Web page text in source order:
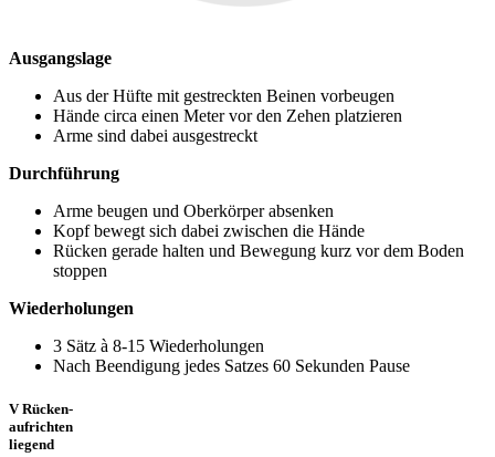
Ausgangslage
Aus der Hüfte mit gestreckten Beinen vorbeugen
Hände circa einen Meter vor den Zehen platzieren
Arme sind dabei ausgestreckt
Durchführung
Arme beugen und Oberkörper absenken
Kopf bewegt sich dabei zwischen die Hände
Rücken gerade halten und Bewegung kurz vor dem Boden
stoppen
Wiederholungen
3 Sätz à 8-15 Wiederholungen
Nach Beendigung jedes Satzes 60 Sekunden Pause
V Rücken-
aufrichten
liegend